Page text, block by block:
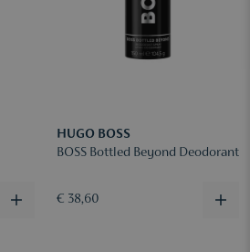
HUGO BOSS
BOSS Bottled Beyond Deodorant
€ 38,60